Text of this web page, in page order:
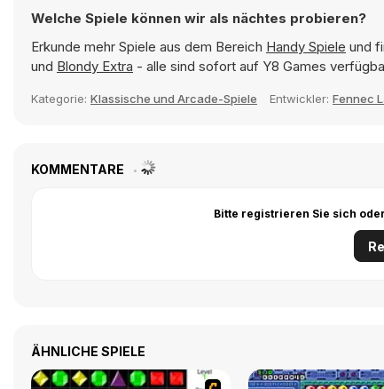
Welche Spiele können wir als nächtes probieren?
Erkunde mehr Spiele aus dem Bereich Handy Spiele und
und Blondy Extra - alle sind sofort auf Y8 Games
Kategorie: Klassische und Arcade-Spiele Entwickler: Fennec
KOMMENTARE
Bitte registrieren Sie sich
ÄHNLICHE SPIELE